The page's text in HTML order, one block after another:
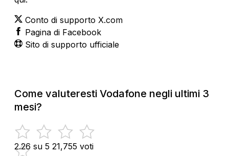
Conto di supporto X.com
Pagina di Facebook
Sito di supporto ufficiale
Come valuteresti Vodafone negli ultimi 3
mesi?
2.26 su 5 21,755 voti